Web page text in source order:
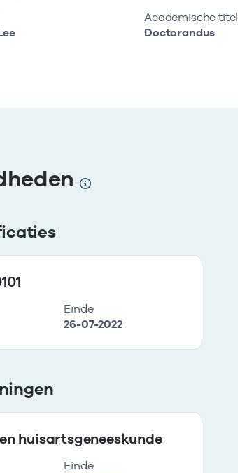
Academische titel
Doctorandus
Einde
26-07-2022
huisartsgeneeskunde
Einde